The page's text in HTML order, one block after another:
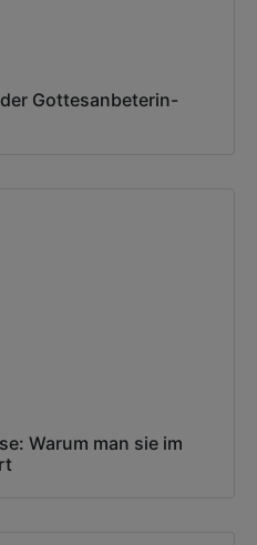
Gottesanbeterin-
Warum man sie im